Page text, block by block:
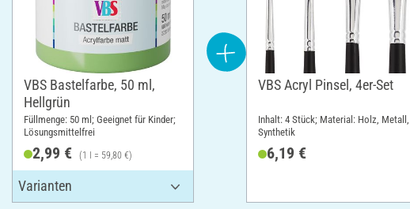
VBS Bastelfarbe, 50 ml,
Hellgrün
Füllmenge: 50 ml; Geeignet für Kinder;
Lösungsmittelfrei
2,99 € (1 l = 59,80 €)
VBS Acryl Pinsel, 4er-Set
Inhalt: 4 Stück; Material: Holz, Metall,
Synthetik
6,19 €